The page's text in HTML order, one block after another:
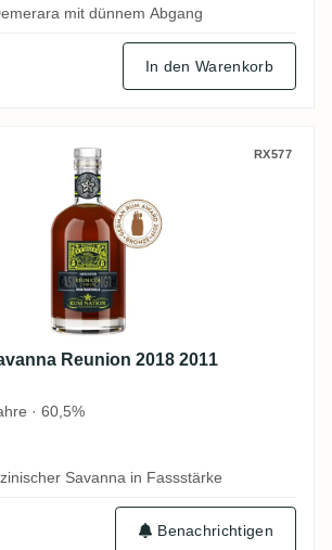
mit dünnem Abgang
In den Warenkorb
Savanna Reunion 2018 2011
RX577
Reunion 2018 2011
· 60,5%
Savanna in Fassstärke
Benachrichtigen